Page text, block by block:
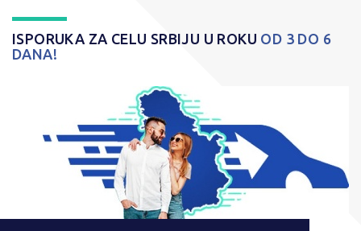
ISPORUKA ZA CELU SRBIJU U ROKU OD 3 DO 6
DANA!